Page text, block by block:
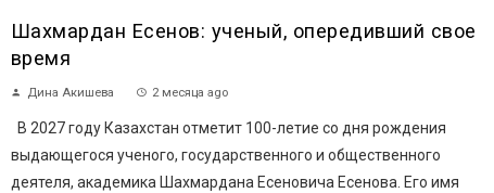
Шахмардан Есенов: ученый, опередивший свое
время
Дина Акишева 2 месяца ago
В 2027 году Казахстан отметит 100-летие со дня рождения
выдающегося ученого, государственного и общественного
деятеля, академика Шахмардана Есеновича Есенова. Его имя